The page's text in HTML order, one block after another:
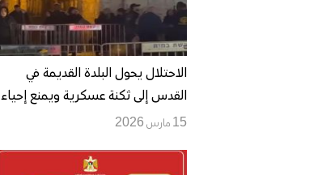
الاحتلال يحول البلدة القديمة في
القدس إلى ثكنة عسكرية ويمنع إحياء
ليلة القدر في المسجد الأقصى
15 مارس 2026